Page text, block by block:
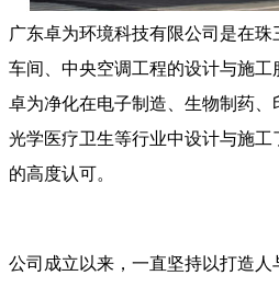
广东卓为环境科技有限公司是在
车间、中央空调工程的设计与施工
卓为净化在电子制造、生物制药
光学医疗卫生等行业中设计与施
的高度认可。
公司成立以来，一直坚持以打造